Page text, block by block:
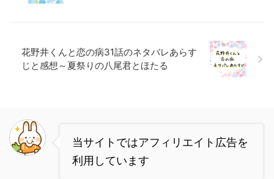
花野井くんと恋の病31話のネタバレあらす
じと感想～夏祭りの八尾君とほたる
当サイトではアフィリエイト広告を
利用しています